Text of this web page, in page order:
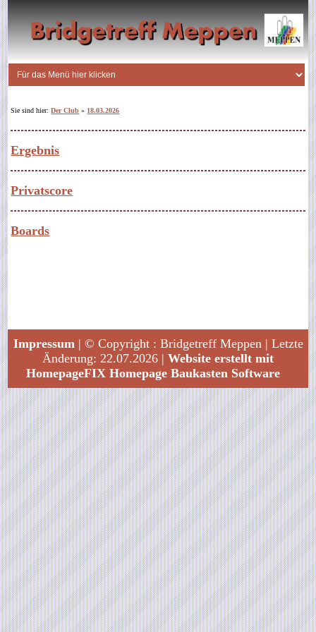
Sie sind hier:Der Club » 18.03.2026
Ergebnis
Privatscore
Boards
Impressum | © Copyright : Bridgetreff Meppen | Letzte
Änderung: 22.07.2026 | Website erstellt mit
HomepageFIX Homepage Baukasten Software